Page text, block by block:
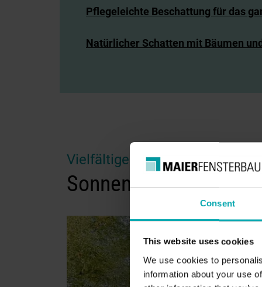
Consent
This website uses cookies
We use cookies to
information about your use
Pflegeleichte Beschattung für das
Natürlicher Schatten mit Bäumen
Vielfältige
Sonnensegel,